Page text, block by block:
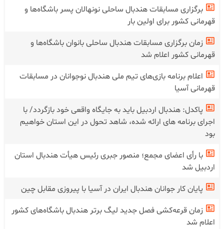
برگزاری مسابقات هندبال ساحلی نونهالان پسر باشگاه‌ها و
قهرمانی کشور برای اولین بار
زمان برگزاری مسابقات هندبال ساحلی بانوان باشگاه‌ها و
قهرمانی کشور اعلام شد
اعلام برنامه بازی‌های تیم ملی هندبال نوجوانان در مسابقات
قهرمانی آسیا
پاکدل: هندبال اردبیل باید به جایگاه واقعی خود بازگردد/ با
اجرای برنامه های ارائه شده، شاهد تحول در این استان خواهیم
بود
با رأی اعضای مجمع؛ منصور جبری رئیس هیأت هندبال استان
اردبیل شد
پایان کار جوانان هندبال ایران در آسیا با پیروزی مقابل چین
زمان قرعه‌کشی فصل جدید لیگ برتر هندبال باشگاه‌های کشور
اعلام شد